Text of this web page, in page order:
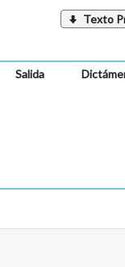
Texto
Salida